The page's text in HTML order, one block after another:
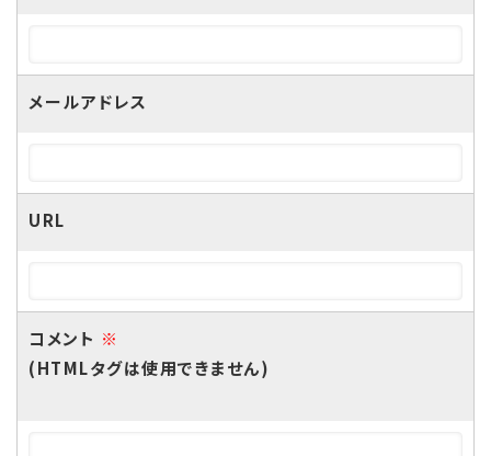
メールアドレス
URL
コメント ※
(HTMLタグは使用できません)